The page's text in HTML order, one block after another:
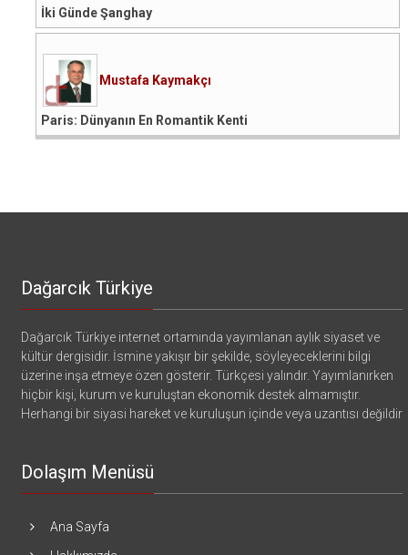
İki Günde Şanghay
Mustafa Kaymakçı
Paris: Dünyanın En Romantik Kenti
Dağarcık Türkiye
Dağarcık Türkiye internet ortamında yayımlanan aylık siyaset ve
kültür dergisidir. İsmine yakışır bir şekilde, söyleyeceklerini bilgi
üzerine inşa etmeye özen gösterir. Türkçesi yalındır. Yayımlanırken
hiçbir kişi, kurum ve kuruluştan ekonomik destek almamıştır.
Herhangi bir siyasi hareket ve kuruluşun içinde veya uzantısı değildir
Dolaşım Menüsü
Ana Sayfa